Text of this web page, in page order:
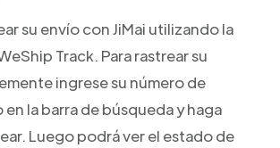
su envío con JiMai utilizando la
Track. Para rastrear su
ingrese su número de
la barra de búsqueda y haga
Luego podrá ver el estado de